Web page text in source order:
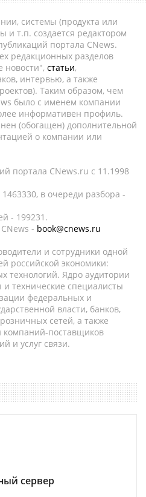
системы (продукта или
и т.п. создается редактором
портала CNews.
редакционных разделов
новости", статьи,
интервью, а также
Таким образом, чем
было с именем компании
информативен профиль.
(обогащен) дополнительной
о компании или
портала CNews.ru c 11.1998
в очереди разбора -
- 199231.
- book@cnews.ru
и сотрудники одной
российской экономики:
технологий. Ядро аудитории
технические специалисты
федеральных и
власти, банков,
сетей, а также
компаний-поставщиков
и услуг связи.
сервер